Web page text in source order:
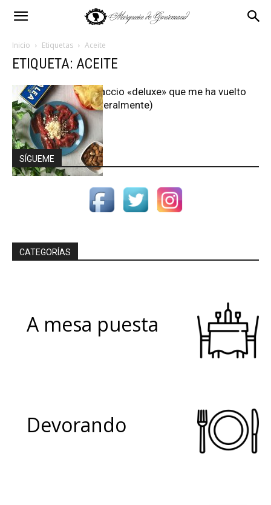
Inicio Etiquetas Aceite
ETIQUETA: ACEITE
El carpaccio «deluxe» que me ha vuelto
loca (literalmente)
SÍGUEME
CATEGORÍAS
A mesa puesta
Devorando